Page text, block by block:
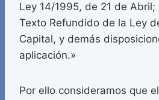
Ley 14/1995, de 21 de
Texto Refundido de la Ley
Capital, y demás
aplicación.»
Por ello consideramos que